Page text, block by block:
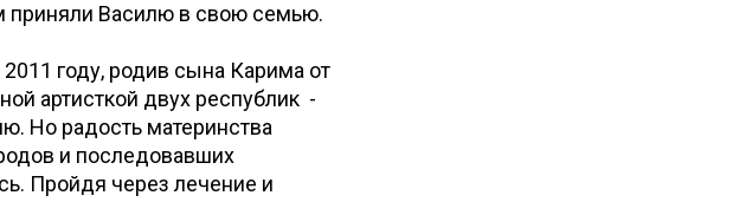
приняли Василю в свою семью.
году, родив сына Карима от
артисткой двух республик -
Но радость материнства
и последовавших
Пройдя через лечение и